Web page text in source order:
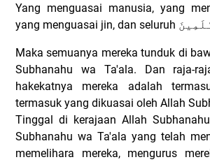
Yang menguasai manusia, yang
yang menguasai jin, dan seluruh
Maka semuanya mereka tunduk di
Subhanahu wa Ta'ala. Dan raja-
hakekatnya mereka adalah
termasuk yang dikuasai oleh Allah
Tinggal di kerajaan Allah
Subhanahu wa Ta'ala yang telah
memelihara mereka, mengurus